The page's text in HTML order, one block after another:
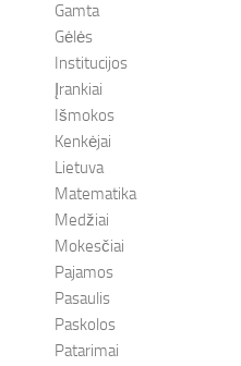
Gamta
Gėlės
Institucijos
Įrankiai
Išmokos
Kenkėjai
Lietuva
Matematika
Medžiai
Mokesčiai
Pajamos
Pasaulis
Paskolos
Patarimai